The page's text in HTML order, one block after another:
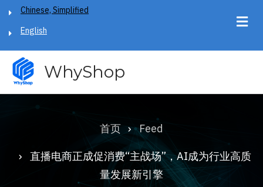
跳
内
Chinese, Simplified
English
WhyShop
首页 Feed
直播电商正成促消费“主战场”，AI成为行业高质
量发展新引擎